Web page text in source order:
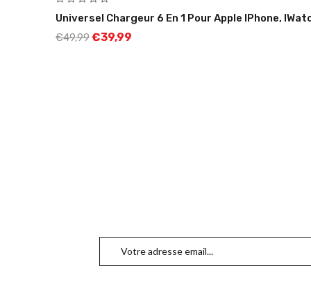
Universel Chargeur 6 En 1 Pour Apple IPhone,
€49,99€39,99